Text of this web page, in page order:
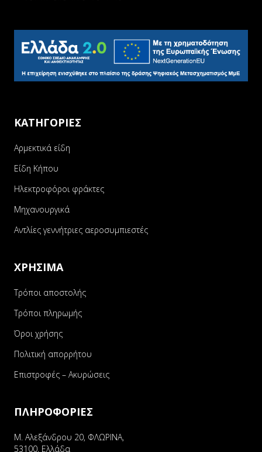
ΚΑΤΗΓΟΡΙΕΣ
Αρμεκτικά είδη
Είδη Κήπου
Ηλεκτροφόροι φράκτες
Μηχανουργικά
Αντλίες γεννήτριες αεροσυμπιεστές
ΧΡΗΣΙΜΑ
Τρόποι αποστολής
Τρόποι πληρωμής
Όροι χρήσης
Πολιτική απορρήτου
Επιστροφές – Ακυρώσεις
ΠΛΗΡΟΦΟΡΙΕΣ
Μ. Αλεξάνδρου 20, ΦΛΩΡΙΝΑ,
53100, Ελλάδα